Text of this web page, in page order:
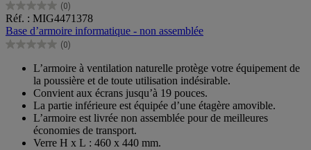
(0)
0.0
sur
5
étoiles.
Réf. : MIG4471378
Base d’armoire informatique - non assemblée
(0)
0.0
étoiles.
L’armoire à ventilation naturelle protège votre équipement de
la poussière et de toute utilisation indésirable.
Convient aux écrans jusqu’à 19 pouces.
La partie inférieure est équipée d’une étagère amovible.
L’armoire est livrée non assemblée pour de meilleures
économies de transport.
Verre H x L : 460 x 440 mm.